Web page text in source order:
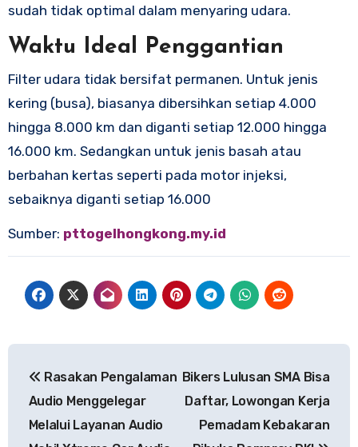
sudah tidak optimal dalam menyaring udara.
Waktu Ideal Penggantian
Filter udara tidak bersifat permanen. Untuk jenis
kering (busa), biasanya dibersihkan setiap 4.000
hingga 8.000 km dan diganti setiap 12.000 hingga
16.000 km. Sedangkan untuk jenis basah atau
berbahan kertas seperti pada motor injeksi,
sebaiknya diganti setiap 16.000
Sumber: pttogelhongkong.my.id
pos
Rasakan Pengalaman
Audio Menggelegar
Melalui Layanan Audio
Bikers Lulusan SMA Bisa
Daftar, Lowongan Kerja
Pemadam Kebakaran